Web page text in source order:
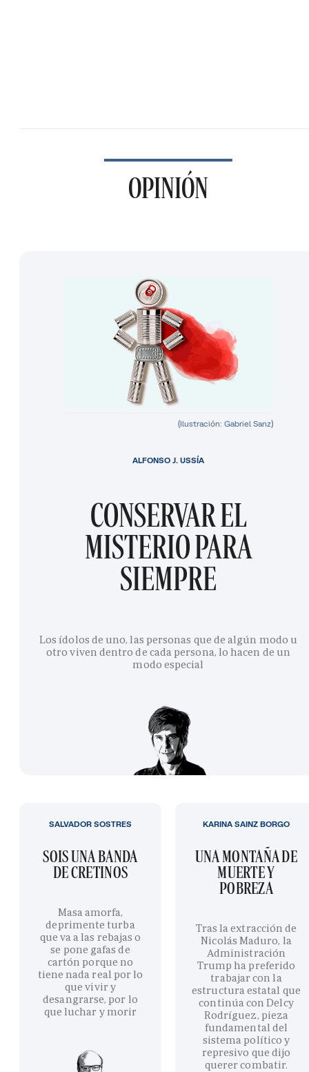
OPINIÓN
(Ilustración: Gabriel Sanz)
CONSERVAR EL
MISTERIO PARA
SIEMPRE
Los ídolos de uno, las personas que de algún modo u
otro viven dentro de cada persona, lo hacen de un
modo especial
ALFONSO J. USSÍA
SOIS UNA BANDA
DE CRETINOS
Masa amorfa,
deprimente turba
que va a las rebajas o
se pone gafas de
cartón porque no
tiene nada real por lo
que vivir y
desangrarse, por lo
que luchar y morir
SALVADOR SOSTRES
UNA MONTAÑA DE
MUERTE Y
POBREZA
Tras la extracción de
Nicolás Maduro, la
Administración
Trump ha preferido
trabajar con la
estructura estatal que
continúa con Delcy
Rodríguez, pieza
fundamental del
sistema político y
represivo que dijo
querer combatir.
KARINA SAINZ BORGO